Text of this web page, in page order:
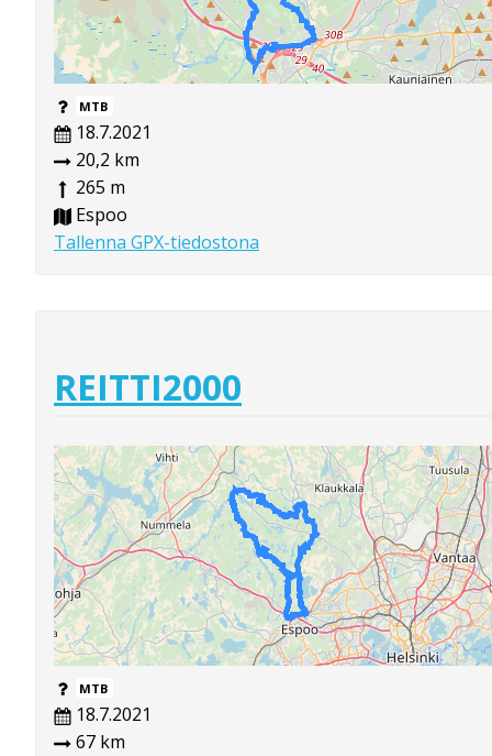
MTB
18.7.2021
20,2 km
265 m
Espoo
Tallenna GPX-tiedostona
REITTI2000
MTB
18.7.2021
67 km